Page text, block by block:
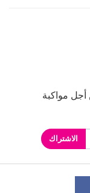
أجل مواكبة
الاشتراك